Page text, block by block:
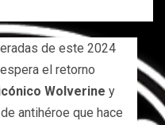
de este 2024
el retorno
Wolverine y
antihéroe que hace